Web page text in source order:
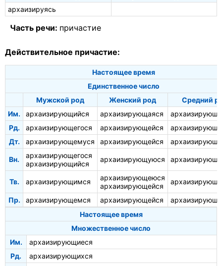
архаизируясь
Часть речи: причастие
Действительное причастие:
Настоящее время
Единственное число
Мужской род
Женский род
Средний
Им.
архаизирующийся архаизирующаяся
Рд.
архаизирующегося архаизирующейся
Дт.
архаизирующемуся архаизирующейся
Вн.
архаизирующегося
архаизирующийся
архаизирующуюся
Тв. архаизирующимся
архаизирующеюся
архаизирующейся
Пр. архаизирующемся архаизирующейся
Настоящее время
Множественное число
Им.
архаизирующиеся
Рд.
архаизирующихся